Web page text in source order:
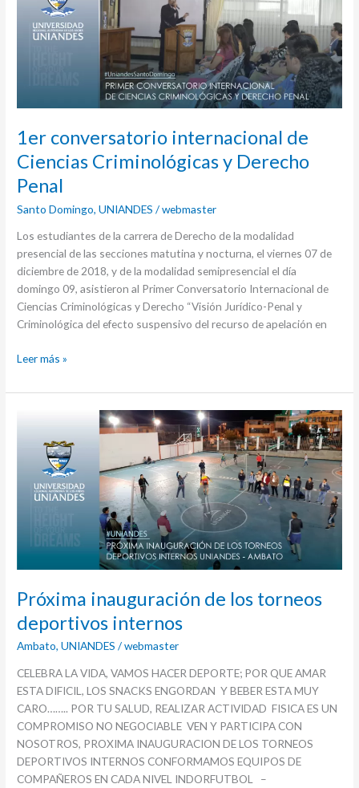
1er conversatorio internacional de
Ciencias Criminológicas y Derecho
Penal
Santo Domingo,UNIANDES /webmaster
Los estudiantes de la carrera de Derecho de la modalidad
presencial de las secciones matutina y nocturna, el viernes 07 de
diciembre de 2018, y de la modalidad semipresencial el día
domingo 09, asistieron al Primer Conversatorio Internacional de
Ciencias Criminológicas y Derecho “Visión Jurídico-Penal y
Criminológica del efecto suspensivo del recurso de apelación en
Ciencias
Criminológicas
Leer más »
Próxima inauguración de los torneos
deportivos internos
Ambato,UNIANDES /webmaster
CELEBRA LA VIDA, VAMOS HACER DEPORTE; POR QUE AMAR
ESTA DIFICIL, LOS SNACKS ENGORDAN Y BEBER ESTA MUY
CARO…….. POR TU SALUD, REALIZAR ACTIVIDAD FISICA ES UN
COMPROMISO NO NEGOCIABLE VEN Y PARTICIPA CON
NOSOTROS, PROXIMA INAUGURACION DE LOS TORNEOS
DEPORTIVOS INTERNOS CONFORMAMOS EQUIPOS DE
COMPAÑEROS EN CADA NIVEL INDORFUTBOL –
torneos
deportivos
internos